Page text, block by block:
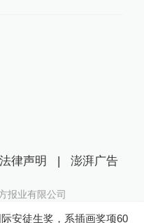
安徒生奖，系插画奖项60
法律声明 | 澎湃广告
报业有限公司
沪ICP备14003370号